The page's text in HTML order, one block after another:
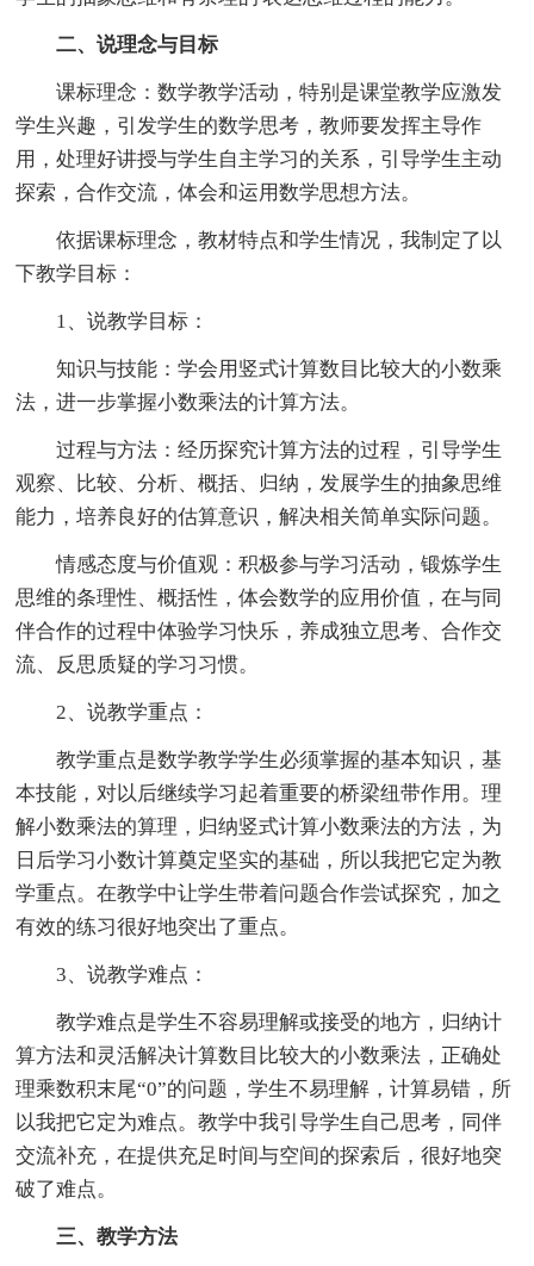
二、说理念与目标
课标理念：数学教学活动，特别是课堂教学应激发
学生兴趣，引发学生的数学思考，教师要发挥主导作
用，处理好讲授与学生自主学习的关系，引导学生主动
探索，合作交流，体会和运用数学思想方法。
依据课标理念，教材特点和学生情况，我制定了以
下教学目标：
1、说教学目标：
知识与技能：学会用竖式计算数目比较大的小数乘
法，进一步掌握小数乘法的计算方法。
过程与方法：经历探究计算方法的过程，引导学生
观察、比较、分析、概括、归纳，发展学生的抽象思维
能力，培养良好的估算意识，解决相关简单实际问题。
情感态度与价值观：积极参与学习活动，锻炼学生
思维的条理性、概括性，体会数学的应用价值，在与同
伴合作的过程中体验学习快乐，养成独立思考、合作交
流、反思质疑的学习习惯。
2、说教学重点：
教学重点是数学教学学生必须掌握的基本知识，基
本技能，对以后继续学习起着重要的桥梁纽带作用。理
解小数乘法的算理，归纳竖式计算小数乘法的方法，为
日后学习小数计算奠定坚实的基础，所以我把它定为教
学重点。在教学中让学生带着问题合作尝试探究，加之
有效的练习很好地突出了重点。
3、说教学难点：
教学难点是学生不容易理解或接受的地方，归纳计
算方法和灵活解决计算数目比较大的小数乘法，正确处
理乘数积末尾“0”的问题，学生不易理解，计算易错，所
以我把它定为难点。教学中我引导学生自己思考，同伴
交流补充，在提供充足时间与空间的探索后，很好地突
破了难点。
三、教学方法